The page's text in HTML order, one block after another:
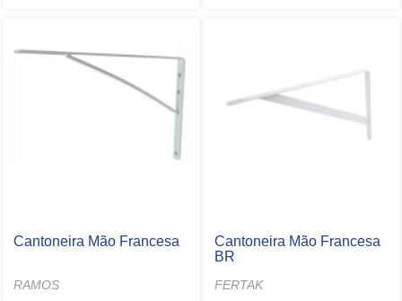
Cantoneira Mão Francesa
RAMOS
Cantoneira Mão Francesa
BR
FERTAK